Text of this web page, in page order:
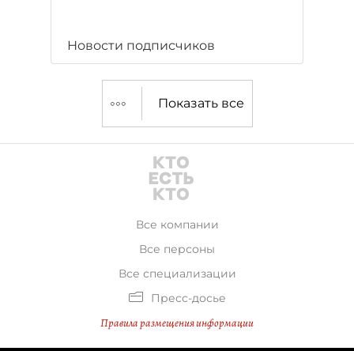
Новости подписчиков
Показать все
Все компании
Все персоны
Все специализации
Пресс-досье
Правила размещения информации